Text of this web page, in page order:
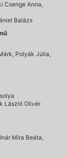
Csenge Anna,
Balázs
Polyák Júlia,
László Olivér
Míra Beáta,